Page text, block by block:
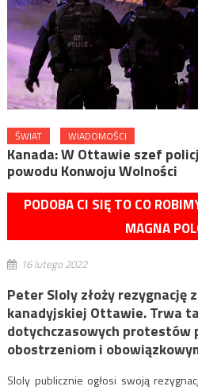
ŚWIAT WIADOMOŚCI
Kanada: W Ottawie szef
powodu Konwoju Wolności
PODOBA CI SIĘ TO CO
MAGNA
16 lutego 2022
Peter Sloly złoży
kanadyjskiej Ottawie. Trwa
dotychczasowych protestów
obostrzeniom i
Sloly publicznie ogłosi swoją